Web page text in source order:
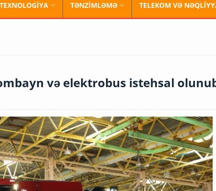
TEXNOLOGİYA TƏNZİMLƏMƏ TELEKOM VƏ
və elektrobus istehsal